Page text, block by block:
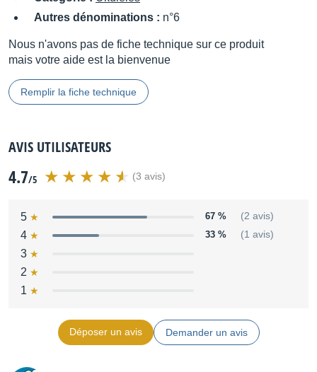
Autres dénominations : n°6
Nous n'avons pas de fiche technique sur ce produit
mais votre aide est la bienvenue
Remplir la fiche technique
AVIS UTILISATEURS
4.7/5 (3 avis)
5 67 % (2 avis)
4 33 % (1 avis)
3
2
1
Déposer un avis Demander un avis